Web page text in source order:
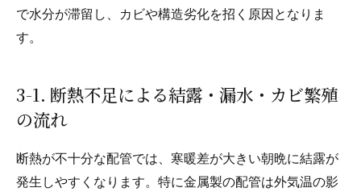
で水分が滞留し、カビや構造劣化を招く原因となりま
す。
3-1. 断熱不足による結露・漏水・カビ繁殖
の流れ
断熱が不十分な配管では、寒暖差が大きい朝晩に結露が
発生しやすくなります。特に金属製の配管は外気温の影